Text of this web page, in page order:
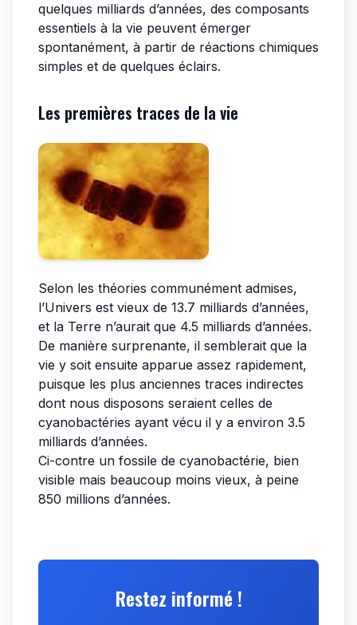
quelques milliards d’années, des composants
essentiels à la vie peuvent émerger
spontanément, à partir de réactions chimiques
simples et de quelques éclairs.
Les premières traces de la vie
Selon les théories communément admises,
l’Univers est vieux de 13.7 milliards d’années,
et la Terre n’aurait que 4.5 milliards d’années.
De manière surprenante, il semblerait que la
vie y soit ensuite apparue assez rapidement,
puisque les plus anciennes traces indirectes
dont nous disposons seraient celles de
cyanobactéries ayant vécu il y a environ 3.5
milliards d’années.
Ci-contre un fossile de cyanobactérie, bien
visible mais beaucoup moins vieux, à peine
850 millions d’années.
Restez informé !